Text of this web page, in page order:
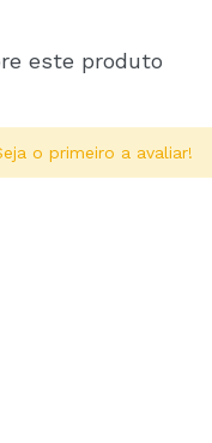
este produto
o primeiro a avaliar!